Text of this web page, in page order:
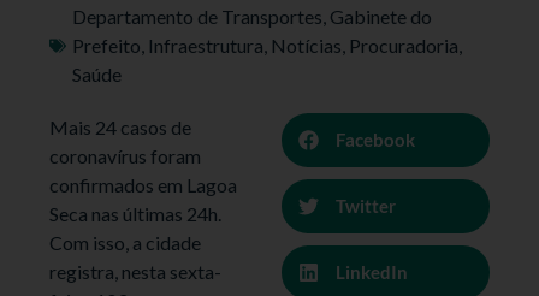
Departamento de Transportes, Gabinete do
Prefeito, Infraestrutura, Notícias, Procuradoria,
Saúde
Mais 24 casos de
coronavírus foram
confirmados em Lagoa
Seca nas últimas 24h.
Com isso, a cidade
registra, nesta sexta-
Facebook
Twitter
LinkedIn